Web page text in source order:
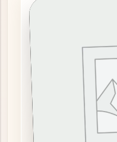
Hűtőmágnes, Kitűző
Plüss
Sapka
Egyedi céges ajándékok
Egyéb ajándék ötletek